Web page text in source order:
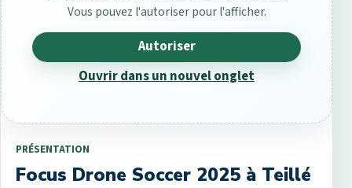
Vous pouvez l'autoriser pour l'afficher.
Autoriser
Ouvrir dans un nouvel onglet
PRÉSENTATION
Focus Drone Soccer 2025 à Teillé